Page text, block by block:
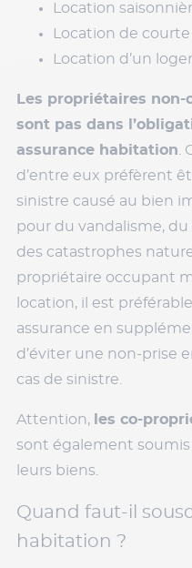
Location
Location de
Location d’un
Les propriétaires
sont pas dans
assurance habitation.
d’entre eux préfèrent
sinistre causé au bien
pour du vandalisme,
des catastrophes
propriétaire occupant
location, il est
assurance en
d’éviter une non-prise
cas de sinistre.
Attention, les co-
sont également soumis
leurs biens.
Quand faut-il
habitation ?